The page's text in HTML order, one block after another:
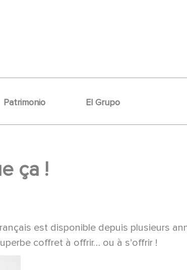
Patrimonio El Grupo
ça !
est disponible depuis plusieurs
coffret à offrir… ou à s’offrir !